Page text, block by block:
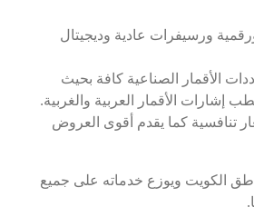
ورسيفرات عادية وديجيتال
الأقمار الصناعية كافة بحيث
الأقمار العربية والغربية.
تنافسية كما يقدم أقوى العروض
الكويت ويوزع خدماته على جميع